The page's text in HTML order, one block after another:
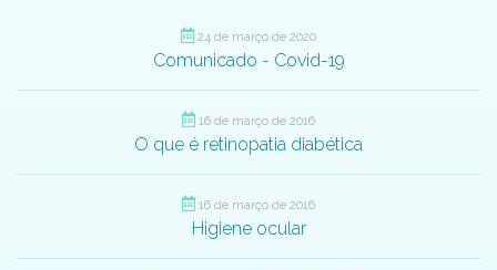
24 de março de 2020
Comunicado - Covid-19
16 de março de 2016
O que é retinopatia diabética
16 de março de 2016
Higiene ocular